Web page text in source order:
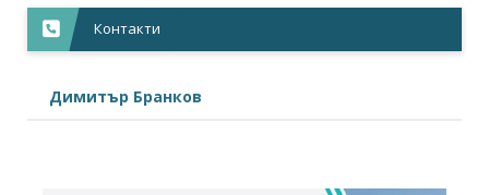
Контакти
Димитър Бранков